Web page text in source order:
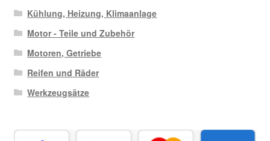
Kühlung, Heizung, Klimaanlage
Motor - Teile und Zubehör
Motoren, Getriebe
Reifen und Räder
Werkzeugsätze